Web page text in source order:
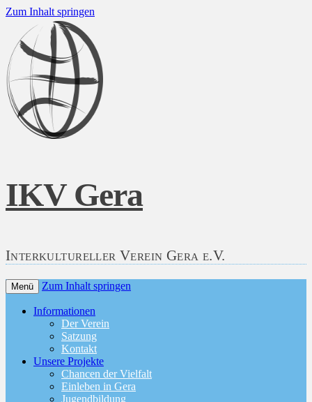
Zum Inhalt springen
IKV Gera
Interkultureller Verein Gera e.V.
Menü Zum Inhalt springen
Informationen
Der Verein
Satzung
Kontakt
Unsere Projekte
Chancen der Vielfalt
Einleben in Gera
Jugendbildung